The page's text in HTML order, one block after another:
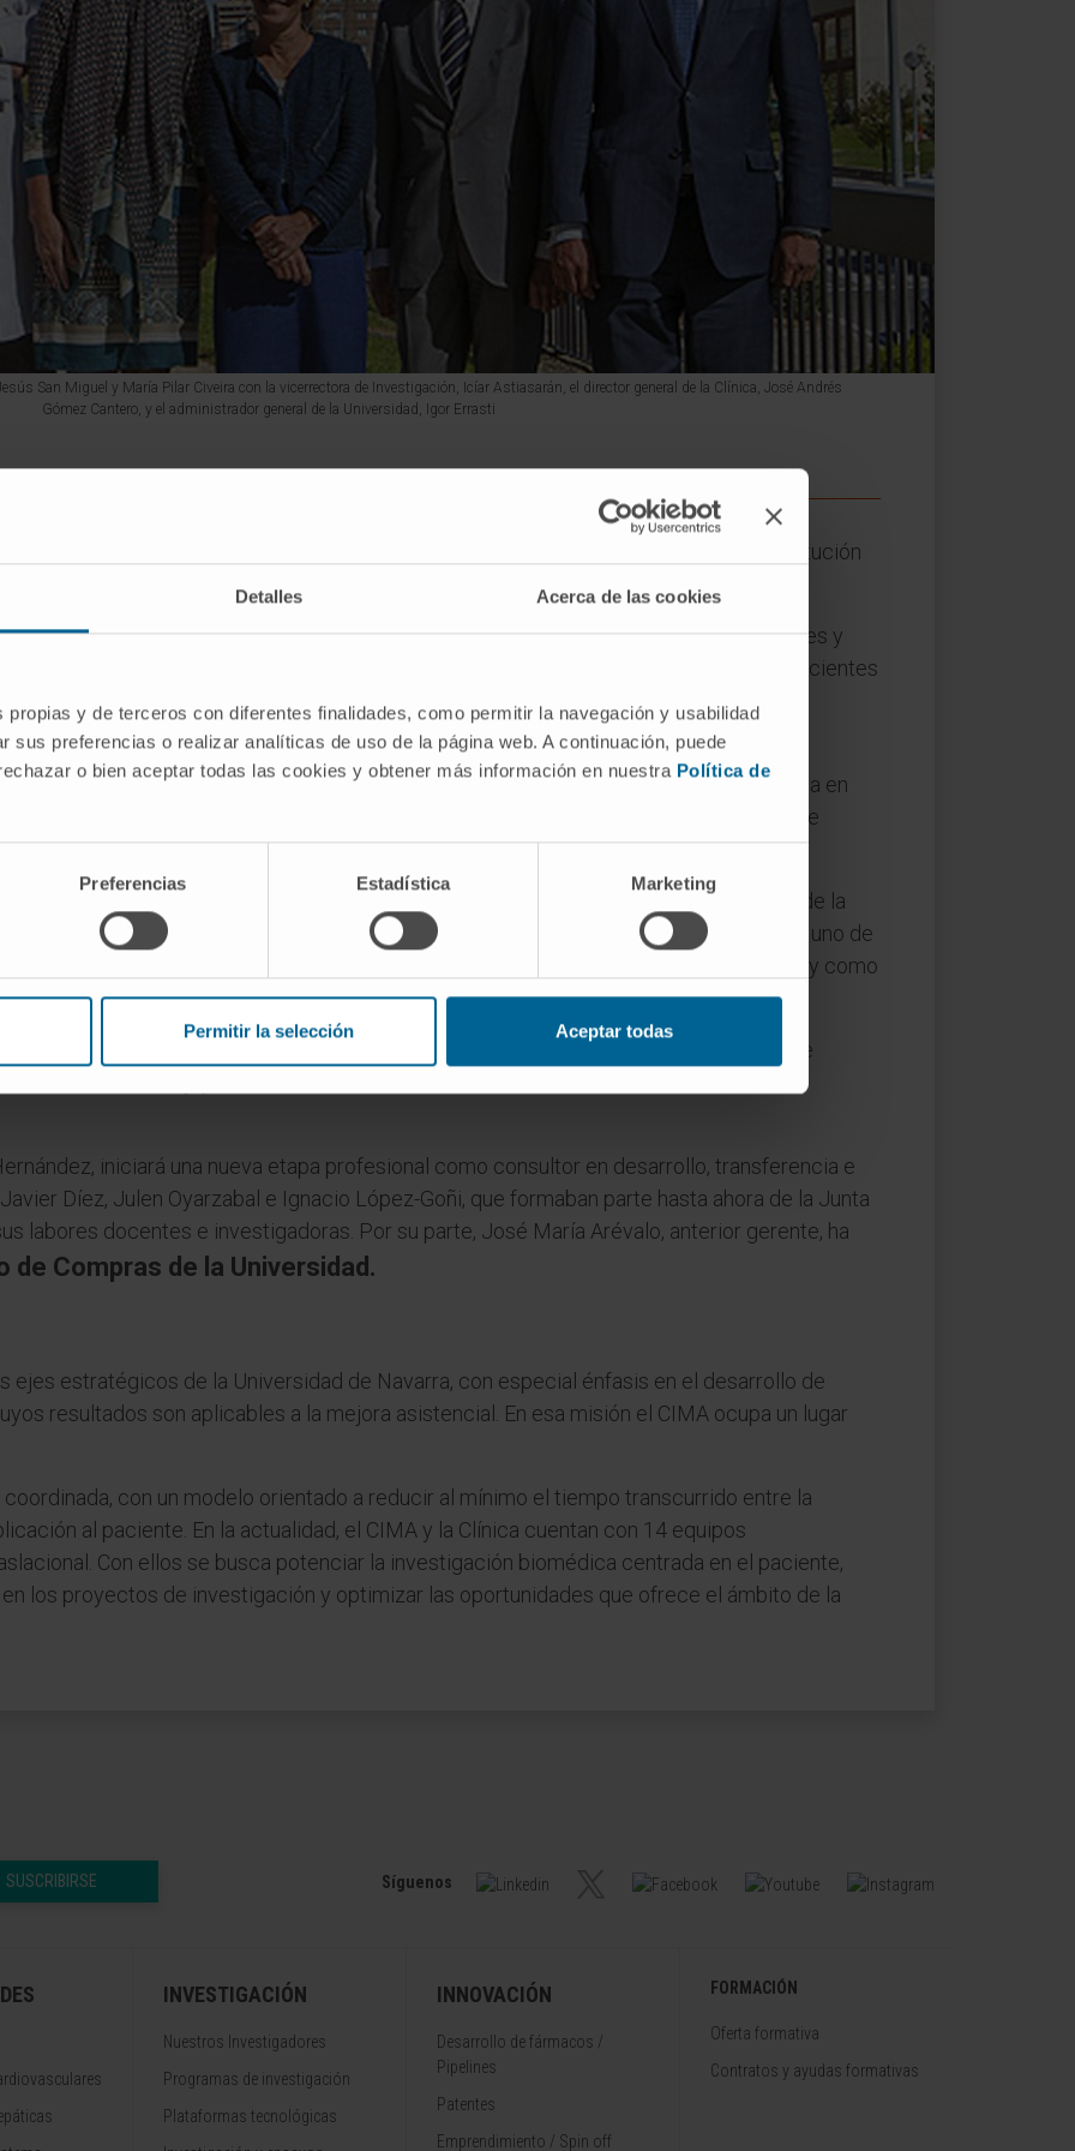
Detalles Acerca de las cookies
propias y de terceros con diferentes finalidades, como permitir la navegación y usabilidad
sus preferencias o realizar analíticas de uso de la página web. A continuación, puede
o bien aceptar todas las cookies y obtener más información en nuestra Política de
Preferencias Estadística Marketing
Permitir la selección Aceptar todas
San Miguel y María Pilar Civeira con la vicerrectora de Investigación, Icíar Astiasarán, el director general de la Clínica, José Andrés
Gómez Cantero, y el administrador general de la Universidad, Igor Errasti
sido nombrada directora del Centro de Investigación Médica Aplicada (CIMA) en sustitución
médica de la Universidad de Navarra, en el que cerca de 300 investigadores y
traslacional, cuyos resultados son aplicables a la mejora de la atención de los pacientes
de otros centros hospitalarios.
por la Universidad de La Coruña, antigua decana de la Facultad de Medicina de la
del Departamento de Medicina Interna de la Clínica Universidad de Navarra. Licenciada en
Zaragoza y doctora (1983) por la Universidad de Navarra, con Premio Extraordinario de
especialidad en Medicina Interna en la Universidad de Barcelona (1983).
, actual director médico de la Clínica y director de Medicina Clínica y Traslacional de la
en la Junta Directiva del CIMA como director científico. Catedrático de Hematología y uno de
Jesús San Miguel es autor de más de 700 artículos en revistas internacionales y como
de investigación.
gerente del CIMA. Desde octubre de 2011, ocupa el puesto de director del Servicio de
de Navarra y, previamente, fue director del Servicio de Personas del centro
iniciará una nueva etapa profesional como consultor en desarrollo, transferencia e
Díez, Julen Oyarzabal e Ignacio López-Goñi, que formaban parte hasta ahora de la Junta
labores docentes e investigadoras. Por su parte, José María Arévalo, anterior gerente, ha
de Compras de la Universidad.
ejes estratégicos de la Universidad de Navarra, con especial énfasis en el desarrollo de
resultados son aplicables a la mejora asistencial. En esa misión el CIMA ocupa un lugar
coordinada, con un modelo orientado a reducir al mínimo el tiempo transcurrido entre la
al paciente. En la actualidad, el CIMA y la Clínica cuentan con 14 equipos
Con ellos se busca potenciar la investigación biomédica centrada en el paciente,
los proyectos de investigación y optimizar las oportunidades que ofrece el ámbito de la
SUSCRIBIRSE Síguenos
INVESTIGACIÓN
Nuestros Investigadores
Programas de investigación
Plataformas tecnológicas
INNOVACIÓN
Desarrollo de fármacos /
Pipelines
Patentes
Emprendimiento / Spin off
FORMACIÓN
Oferta formativa
Contratos y ayudas formativas